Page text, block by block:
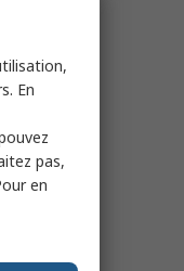
En
pas,
en